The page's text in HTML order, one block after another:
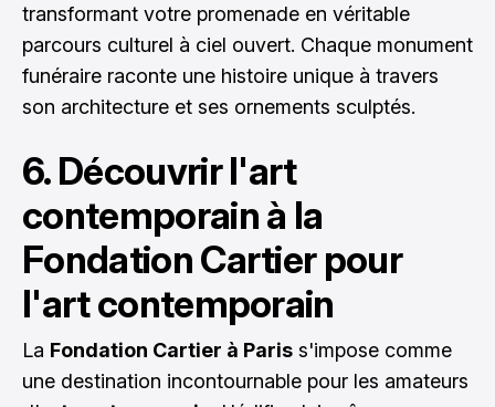
transformant votre promenade en véritable
parcours culturel à ciel ouvert. Chaque monument
funéraire raconte une histoire unique à travers
son architecture et ses ornements sculptés.
6. Découvrir l'art
contemporain à la
Fondation Cartier pour
l'art contemporain
La Fondation Cartier à Paris s'impose comme
une destination incontournable pour les amateurs